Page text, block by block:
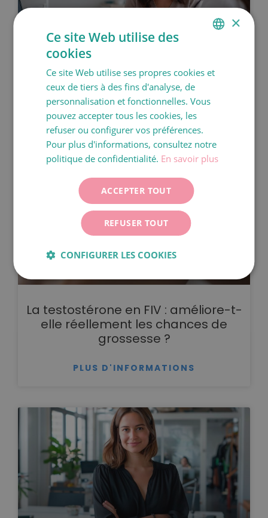
La prise en charge des patientes en
Médecine de la Reproduction chez
Dexeus Mujer
PLUS D'INFORMATIONS
La testostérone en FIV : améliore-t-
elle réellement les chances de
grossesse ?
PLUS D'INFORMATIONS
CATALÀ
ITALIANO
DEUTSCH
×
Ce site Web utilise des
cookies
Ce site Web utilise ses propres cookies et
ceux de tiers à des fins d'analyse, de
personnalisation et fonctionnelles. Vous
pouvez accepter tous les cookies, les
refuser ou configurer vos préférences.
Pour plus d'informations, consultez notre
politique de confidentialité. En savoir plus
ACCEPTER TOUT
REFUSER TOUT
CONFIGURER LES COOKIES